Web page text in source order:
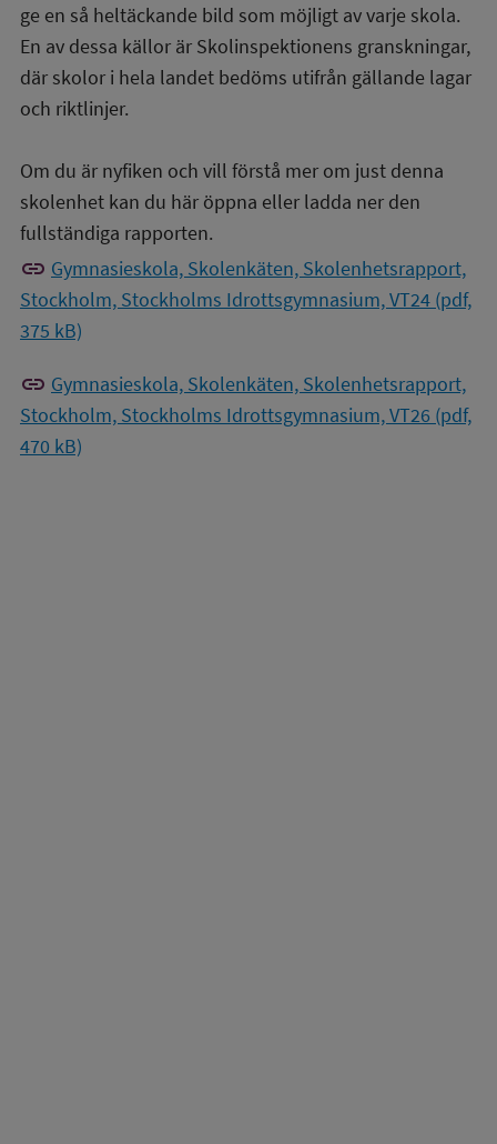
ge en så heltäckande bild som möjligt av varje skola.
En av dessa källor är Skolinspektionens granskningar,
där skolor i hela landet bedöms utifrån gällande lagar
och riktlinjer.
Om du är nyfiken och vill förstå mer om just denna
skolenhet kan du här öppna eller ladda ner den
fullständiga rapporten.
link Gymnasieskola, Skolenkäten, Skolenhetsrapport,
Stockholm, Stockholms Idrottsgymnasium, VT24 (pdf,
375 kB)
link Gymnasieskola, Skolenkäten, Skolenhetsrapport,
Stockholm, Stockholms Idrottsgymnasium, VT26 (pdf,
470 kB)